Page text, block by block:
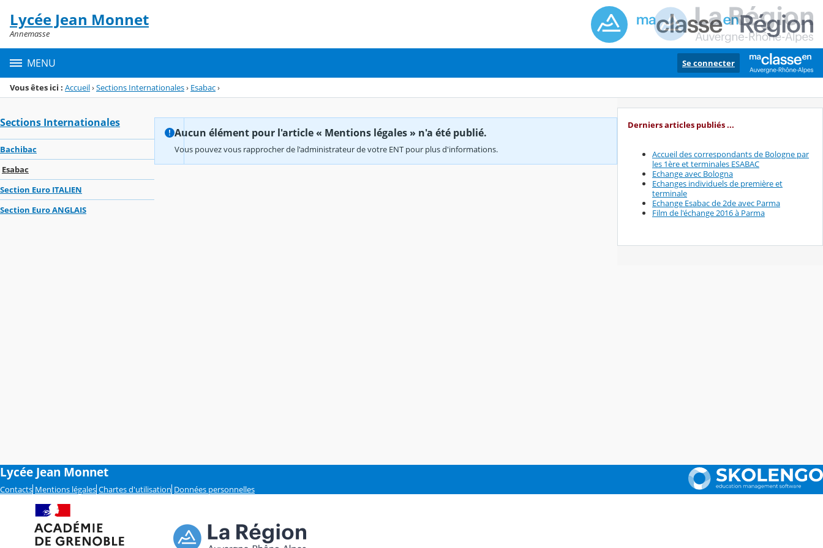
Menu de la rubrique
Contenu
Lycée Jean Monnet
Annemasse
MENU Se connecter
Vous êtes ici : Accueil›Sections Internationales› Esabac›
Sections Internationales
Bachibac
Esabac
Section Euro ITALIEN
Section Euro ANGLAIS
Aucun élément pour l'article « Mentions légales » n'a été publié.
Vous pouvez vous rapprocher de l'administrateur de votre ENT pour plus d'informations.
Derniers articles publiés ...
Accueil des correspondants de Bologne par
les 1ère et terminales ESABAC
Echange avec Bologna
Echanges individuels de première et
terminale
Echange Esabac de 2de avec Parma
Film de l'échange 2016 à Parma
Lycée Jean Monnet
Contacts Mentions légales Chartes d'utilisation Données personnelles